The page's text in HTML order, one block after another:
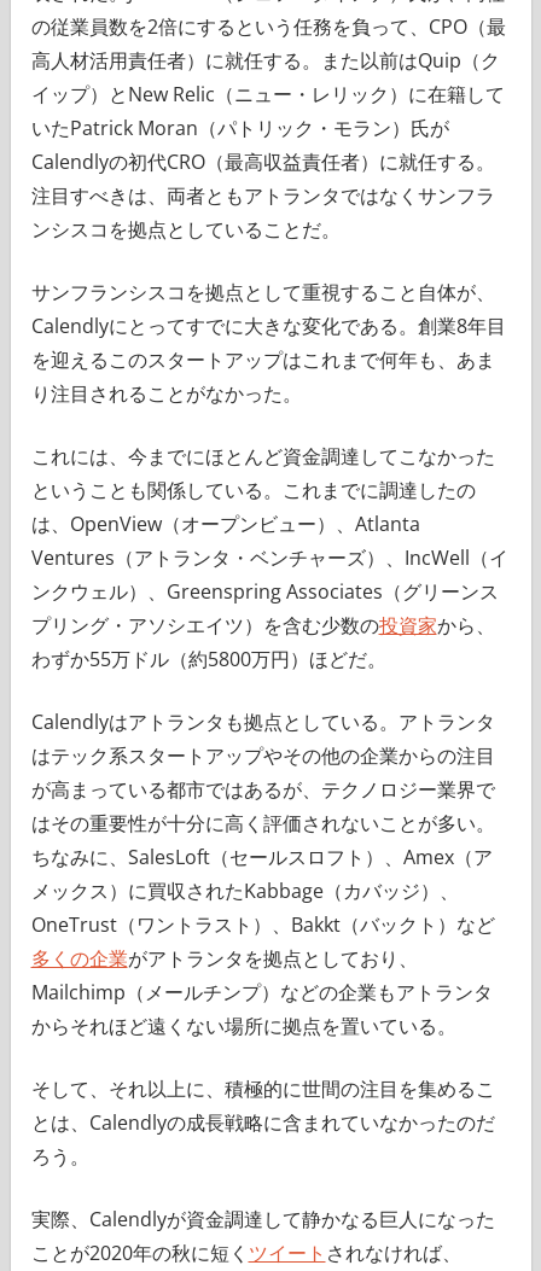
の従業員数を2倍にするという任務を負って、CPO（最
高人材活用責任者）に就任する。また以前はQuip（ク
イップ）とNew Relic（ニュー・レリック）に在籍して
いたPatrick Moran（パトリック・モラン）氏が
Calendlyの初代CRO（最高収益責任者）に就任する。
注目すべきは、両者ともアトランタではなくサンフラ
ンシスコを拠点としていることだ。
サンフランシスコを拠点として重視すること自体が、
Calendlyにとってすでに大きな変化である。創業8年目
を迎えるこのスタートアップはこれまで何年も、あま
り注目されることがなかった。
これには、今までにほとんど資金調達してこなかった
ということも関係している。これまでに調達したの
は、OpenView（オープンビュー）、Atlanta
Ventures（アトランタ・ベンチャーズ）、IncWell（イ
ンクウェル）、Greenspring Associates（グリーンス
プリング・アソシエイツ）を含む少数の投資家から、
わずか55万ドル（約5800万円）ほどだ。
Calendlyはアトランタも拠点としている。アトランタ
はテック系スタートアップやその他の企業からの注目
が高まっている都市ではあるが、テクノロジー業界で
はその重要性が十分に高く評価されないことが多い。
ちなみに、SalesLoft（セールスロフト）、Amex（ア
メックス）に買収されたKabbage（カバッジ）、
OneTrust（ワントラスト）、Bakkt（バックト）など
多くの企業がアトランタを拠点としており、
Mailchimp（メールチンプ）などの企業もアトランタ
からそれほど遠くない場所に拠点を置いている。
そして、それ以上に、積極的に世間の注目を集めるこ
とは、Calendlyの成長戦略に含まれていなかったのだ
ろう。
実際、Calendlyが資金調達して静かなる巨人になった
ことが2020年の秋に短く ツイート されなければ、